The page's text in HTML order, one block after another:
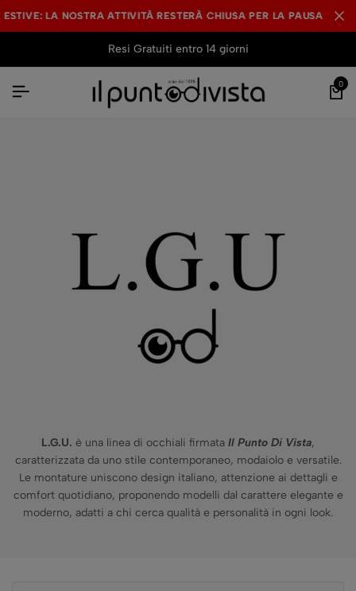
LA NOSTRA ATTIVITÀ RESTERÀ CHIUSA PER LA PAUSA
LA NOSTRA ATTIVITÀ RESTERÀ CHIUSA PER LA PAUSA
LA NOSTRA ATTIVITÀ RESTERÀ CHIUSA PER LA PAUSA
Resi Gratuiti entro 14 giorni
0
L.G.U. è una linea di occhiali firmata Il Punto Di Vista,
caratterizzata da uno stile contemporaneo, modaiolo e versatile.
Le montature uniscono design italiano, attenzione ai dettagli e
comfort quotidiano, proponendo modelli dal carattere elegante e
moderno, adatti a chi cerca qualità e personalità in ogni look.